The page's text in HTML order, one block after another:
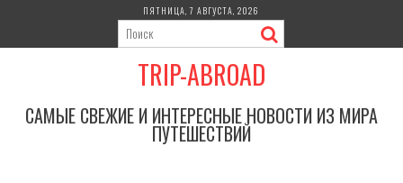
содержимому
ПЯТНИЦА, 7 АВГУСТА, 2026
TRIP-ABROAD
САМЫЕ СВЕЖИЕ И ИНТЕРЕСНЫЕ НОВОСТИ ИЗ МИРА
ПУТЕШЕСТВИЙ